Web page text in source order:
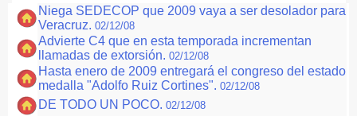
Niega SEDECOP que 2009 vaya a ser desolador para
Veracruz. 02/12/08
Advierte C4 que en esta temporada incrementan
llamadas de extorsión. 02/12/08
Hasta enero de 2009 entregará el congreso del estado
medalla "Adolfo Ruiz Cortines". 02/12/08
DE TODO UN POCO. 02/12/08